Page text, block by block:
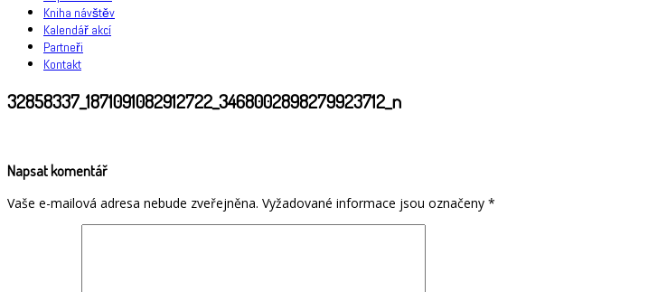
Kniha návštěv
Kalendář akcí
Partneři
Kontakt
32858337_1871091082912722_3468002898279923712_n
Napsat komentář
Vaše e-mailová adresa nebude zveřejněna. Vyžadované informace jsou označeny *